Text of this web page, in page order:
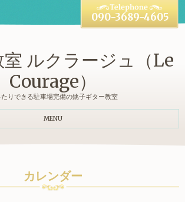
ルクラージュ（Le
Courage）
りできる駐車場完備の銚子ギター教室
090-3689-4605
MENU
カレンダー